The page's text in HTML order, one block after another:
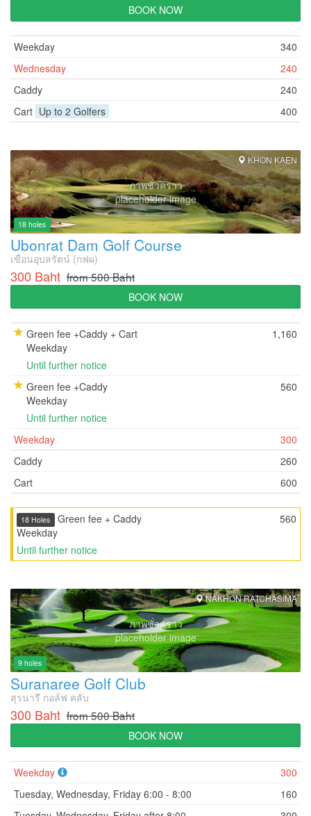
BOOK NOW
Weekday
340
Wednesday
240
Caddy
240
Cart Up to 2 Golfers 400
ภาพชั่วคราว
placeholder image
KHON KAEN
18 holes
Ubonrat Dam Golf Course
เขื่อนอุบลรัตน์ (กฟผ)
300 Baht from 500 Baht
BOOK NOW
Green fee +Caddy + Cart
Weekday
Until further notice
1,160
Green fee +Caddy
Weekday
Until further notice
560
Weekday
300
Caddy
260
Cart
600
560
18 Holes Green fee + Caddy
Weekday
Until further notice
ภาพชั่วคราว
placeholder image
NAKHON RATCHASIMA
9 holes
Suranaree Golf Club
สุรนารี กอล์ฟ คลับ
300 Baht from 500 Baht
BOOK NOW
Weekday
300
Tuesday, Wednesday, Friday 6:00 - 8:00
160